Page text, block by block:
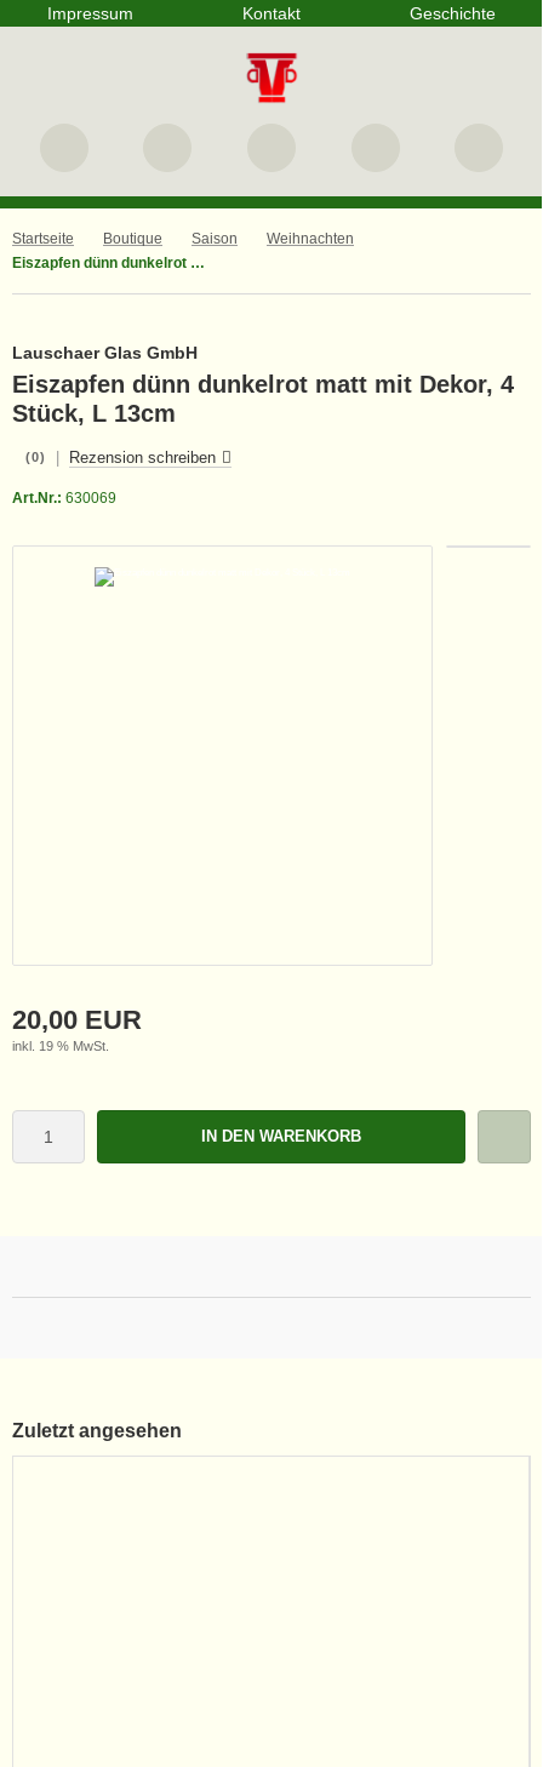
Impressum Kontakt Geschichte
Startseite Boutique Saison
Weihnachten
Eiszapfen dünn dunkelrot matt mit Dekor, 4 Stück, L 13cm
Lauschaer Glas GmbH
Eiszapfen dünn dunkelrot matt mit Dekor, 4
Stück, L 13cm
(0) Rezension schreiben
Art.Nr.: 630069
20,00 EUR
inkl. 19 % MwSt.
IN DEN WARENKORB
Zuletzt angesehen